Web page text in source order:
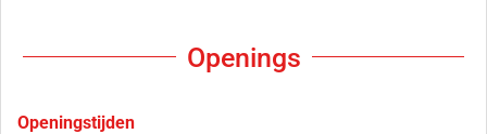
Openings
Openingstijden